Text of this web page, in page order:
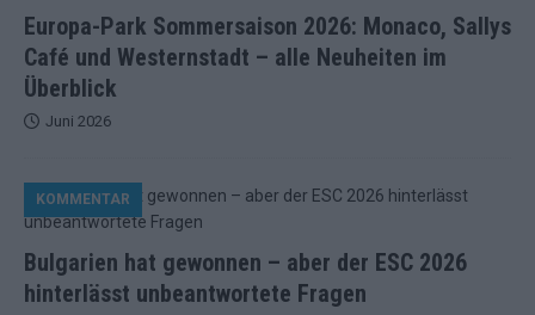
Europa-Park Sommersaison 2026: Monaco, Sallys
Café und Westernstadt – alle Neuheiten im
Überblick
Juni 2026
Bulgarien hat gewonnen – aber der ESC 2026
hinterlässt unbeantwortete Fragen
KOMMENTAR